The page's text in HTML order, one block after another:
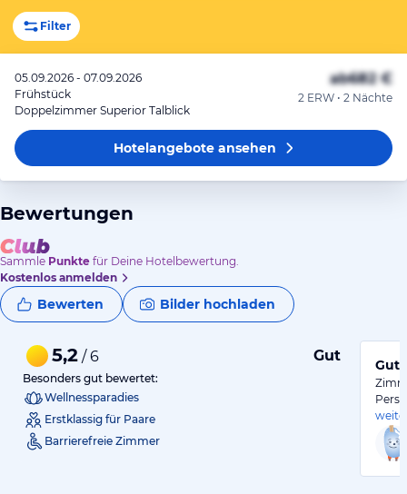
Filter
05.09.2026 - 07.09.2026
Frühstück
Doppelzimmer Superior Talblick
ab682 €
2 ERW • 2 Nächte
Hotelangeboteansehen
Bewertungen
Sammle Punkte für Deine Hotelbewertung.
Kostenlos anmelden
Bewerten Bilder hochladen
5,2 / 6 Gut
Besonders gut bewertet:
Wellnessparadies
Erstklassig für Paare
Barrierefreie Zimmer
Gut